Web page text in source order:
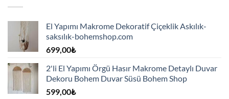
El Yapımı Makrome Dekoratif Çiçeklik Askılık-
saksılık-bohemshop.com
699,00₺
2'li El Yapımı Örgü Hasır Makrome Detaylı Duvar
Dekoru Bohem Duvar Süsü Bohem Shop
599,00₺